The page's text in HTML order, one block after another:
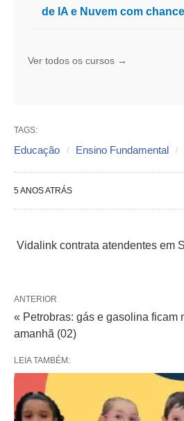
de IA e Nuvem com
Ver todos os cursos →
TAGS:
Educação Ensino Fundamental
5 ANOS ATRÁS
Vidalink contrata atendentes em
ANTERIOR
« Petrobras: gás e gasolina ficam
amanhã (02)
LEIA TAMBÉM: